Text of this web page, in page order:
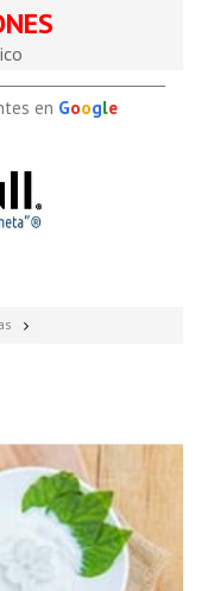
en Google